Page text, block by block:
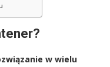
w wielu